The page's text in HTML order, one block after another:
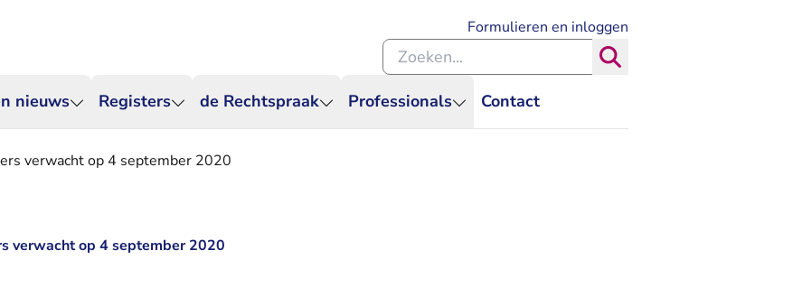
nieuws Registers de Rechtspraak Professionals Contact
Formulieren en inloggen
Zoeken binnen de Rechtspraak
verwacht op 4 september 2020
verwacht op 4 september 2020